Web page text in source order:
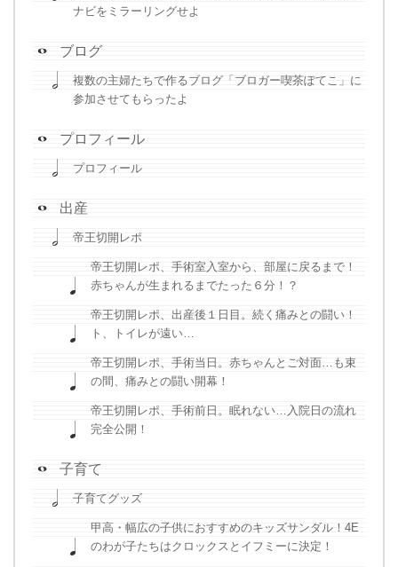
ナビをミラーリングせよ
ブログ
複数の主婦たちで作るブログ「ブロガー喫茶ぽてこ」に
参加させてもらったよ
プロフィール
プロフィール
出産
帝王切開レポ
帝王切開レポ、手術室入室から、部屋に戻るまで！
赤ちゃんが生まれるまでたった６分！？
帝王切開レポ、出産後１日目。続く痛みとの闘い！
ト、トイレが遠い…
帝王切開レポ、手術当日。赤ちゃんとご対面…も束
の間、痛みとの闘い開幕！
帝王切開レポ、手術前日。眠れない…入院日の流れ
完全公開！
子育て
子育てグッズ
甲高・幅広の子供におすすめのキッズサンダル！4E
のわが子たちはクロックスとイフミーに決定！